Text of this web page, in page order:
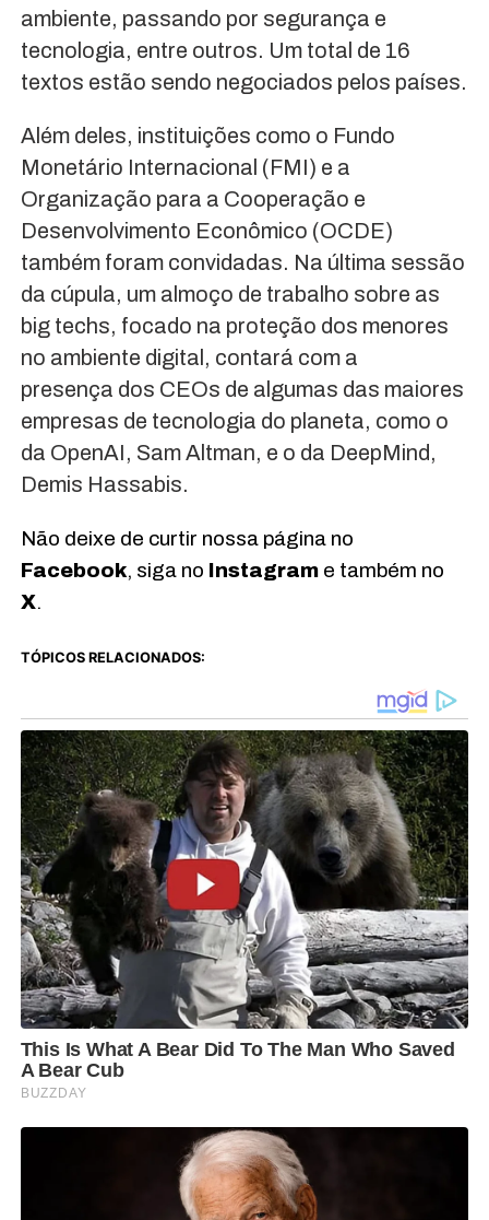
ambiente, passando por segurança e
tecnologia, entre outros. Um total de 16
textos estão sendo negociados pelos países.
Além deles, instituições como o Fundo
Monetário Internacional (FMI) e a
Organização para a Cooperação e
Desenvolvimento Econômico (OCDE)
também foram convidadas. Na última sessão
da cúpula, um almoço de trabalho sobre as
big techs, focado na proteção dos menores
no ambiente digital, contará com a
presença dos CEOs de algumas das maiores
empresas de tecnologia do planeta, como o
da OpenAI, Sam Altman, e o da DeepMind,
Demis Hassabis.
Não deixe de curtir nossa página no
Facebook, siga no Instagrame também no
X.
TÓPICOS RELACIONADOS: